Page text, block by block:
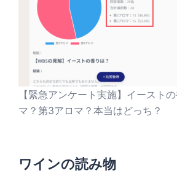
【緊急アンケート実施】イースト
マ？第3アロマ？本当はどっち？
ワインの読み物